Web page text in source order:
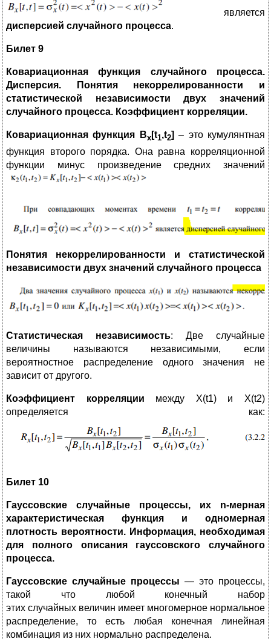
является
дисперсией случайного процесса.
Билет 9
Ковариационная функция случайного процесса.
Дисперсия. Понятия некоррелированности и
статистической независимости двух значений
случайного процесса. Коэффициент корреляции.
Ковариационная функция Bx[t1,t2] – это кумулянтная
функция второго порядка. Она равна корреляционной
функции минус произведение средних значений
Понятия некоррелированности и статистической
независимости двух значений случайного процесса
Статистическая независимость: Две случайные
величины называются независимыми, если
вероятностное распределение одного значения не
зависит от другого.
Коэффициент корреляции между X(t1​) и X(t2​)
определяется как:
Билет 10
Гауссовские случайные процессы, их n-мерная
характеристическая функция и одномерная
плотность вероятности. Информация, необходимая
для полного описания гауссовского случайного
процесса.
Гауссовские случайные процессы — это процессы,
такой что любой конечный набор
этих случайных величин имеет многомерное нормальное
распределение, то есть любая конечная линейная
комбинация из них нормально распределена.